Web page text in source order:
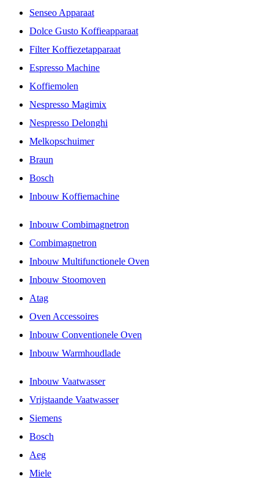
Senseo Apparaat
Dolce Gusto Koffieapparaat
Filter Koffiezetapparaat
Espresso Machine
Koffiemolen
Nespresso Magimix
Nespresso Delonghi
Melkopschuimer
Braun
Bosch
Inbouw Koffiemachine
Inbouw Combimagnetron
Combimagnetron
Inbouw Multifunctionele Oven
Inbouw Stoomoven
Atag
Oven Accessoires
Inbouw Conventionele Oven
Inbouw Warmhoudlade
Inbouw Vaatwasser
Vrijstaande Vaatwasser
Siemens
Bosch
Aeg
Miele